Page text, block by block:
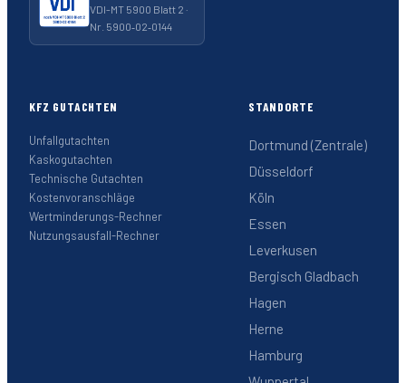
VDI-MT 5900 Blatt 2 ·
Nr. 5900‑02‑0144
KFZ GUTACHTEN
Unfallgutachten
Kaskogutachten
Technische Gutachten
Kostenvoranschläge
Wertminderungs-Rechner
Nutzungsausfall-Rechner
STANDORTE
Dortmund (Zentrale)
Düsseldorf
Köln
Essen
Leverkusen
Bergisch Gladbach
Hagen
Herne
Hamburg